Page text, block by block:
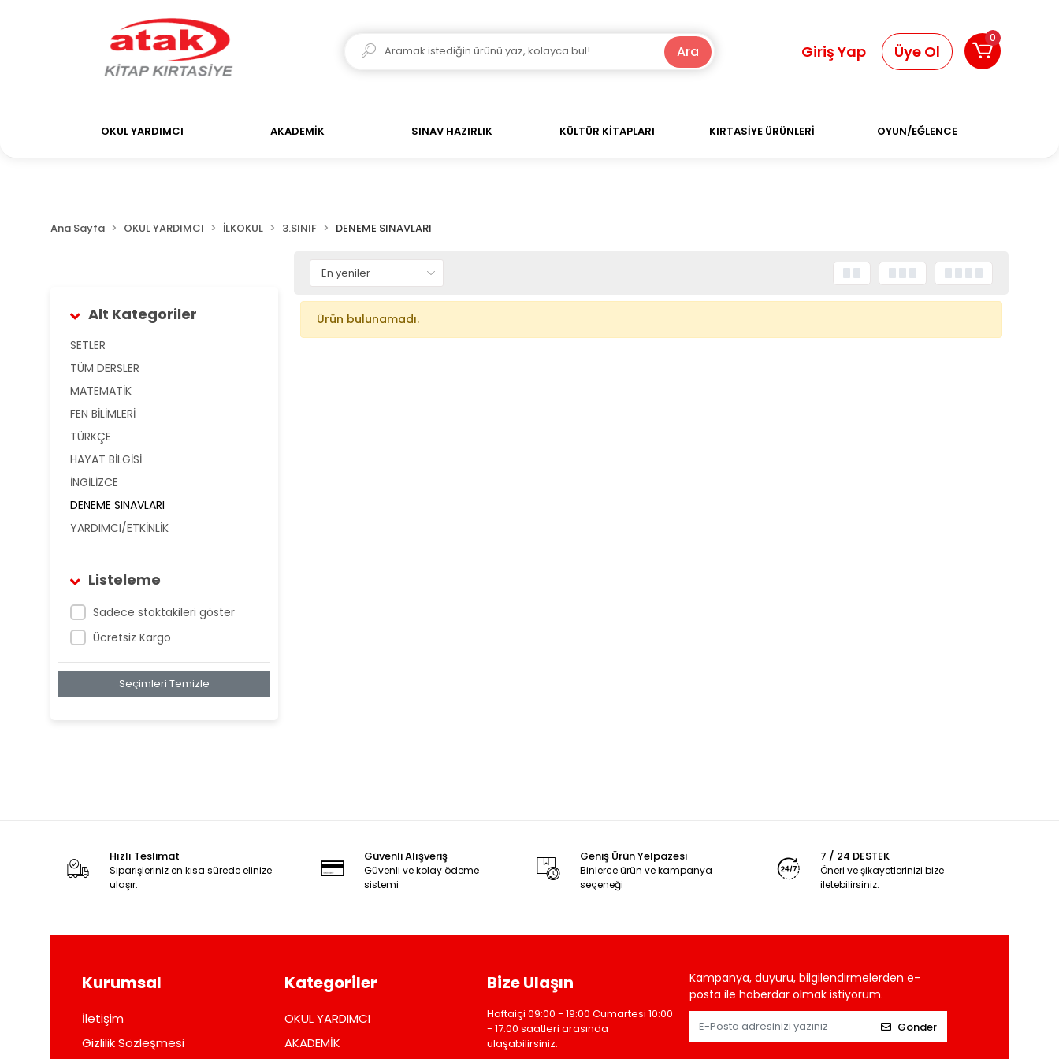
Ara Giriş Yap Üye Ol
0
OKUL YARDIMCI AKADEMİK SINAV HAZIRLIK KÜLTÜR KİTAPLARI KIRTASİYE ÜRÜNLERİ OYUN/EĞLENCE
Ana Sayfa OKUL YARDIMCI İLKOKUL 3.SINIF DENEME SINAVLARI
Alt Kategoriler
SETLER
TÜM DERSLER
MATEMATİK
FEN BİLİMLERİ
TÜRKÇE
HAYAT BİLGİSİ
İNGİLİZCE
DENEME SINAVLARI
YARDIMCI/ETKİNLİK
Listeleme
Sadece stoktakileri göster
Ücretsiz Kargo
Seçimleri Temizle
Ürün bulunamadı.
Hızlı Teslimat
Siparişleriniz en kısa sürede elinize
ulaşır.
Güvenli Alışveriş
Güvenli ve kolay ödeme
sistemi
Geniş Ürün Yelpazesi
Binlerce ürün ve kampanya
seçeneği
7 / 24 DESTEK
Öneri ve şikayetlerinizi bize
iletebilirsiniz.
Kurumsal
İletişim
Gizlilik Sözleşmesi
Kategoriler
OKUL YARDIMCI
AKADEMİK
Bize Ulaşın
Haftaiçi 09:00 - 19:00 Cumartesi 10:00
- 17:00 saatleri arasında
ulaşabilirsiniz.
Kampanya, duyuru, bilgilendirmelerden e-
posta ile haberdar olmak istiyorum.
Gönder